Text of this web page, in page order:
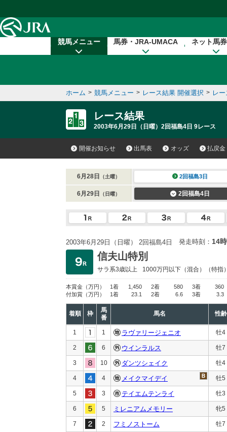
競馬メニュー 馬券・JRA-UMACA ネット馬
ホーム > 競馬メニュー > レース結果 開催選択 > レ
レース結果
2003年6月29日（日曜）2回福島4日 9レース
開催お知らせ 出馬表 オッズ 払戻金
6月28日 （土曜） 2回福島3日
6月29日 （日曜） 2回福島4日
2003年6月29日（日曜） 2回福島4日 発走時刻： 14
信夫山特別
サラ系3歳以上 1000万円以下 （混合）（特指
本賞金 （万円） 1着 1,450 2着 580 3着
360
付加賞 （万円） 1着 23.1 2着 6.6 3着 3.3
着順 枠
馬
番
馬名 性齢
1 1 ラヴァリージェニオ 牡4
2 6 ウインラルス 牡7
3 10 ダンツシェイク 牡4
4 4 メイクマイデイ 牡5
5 3 テイエムテンライ 牡3
6 5 ミレニアムメモリー 牝5
7 2 フミノストーム 牡7